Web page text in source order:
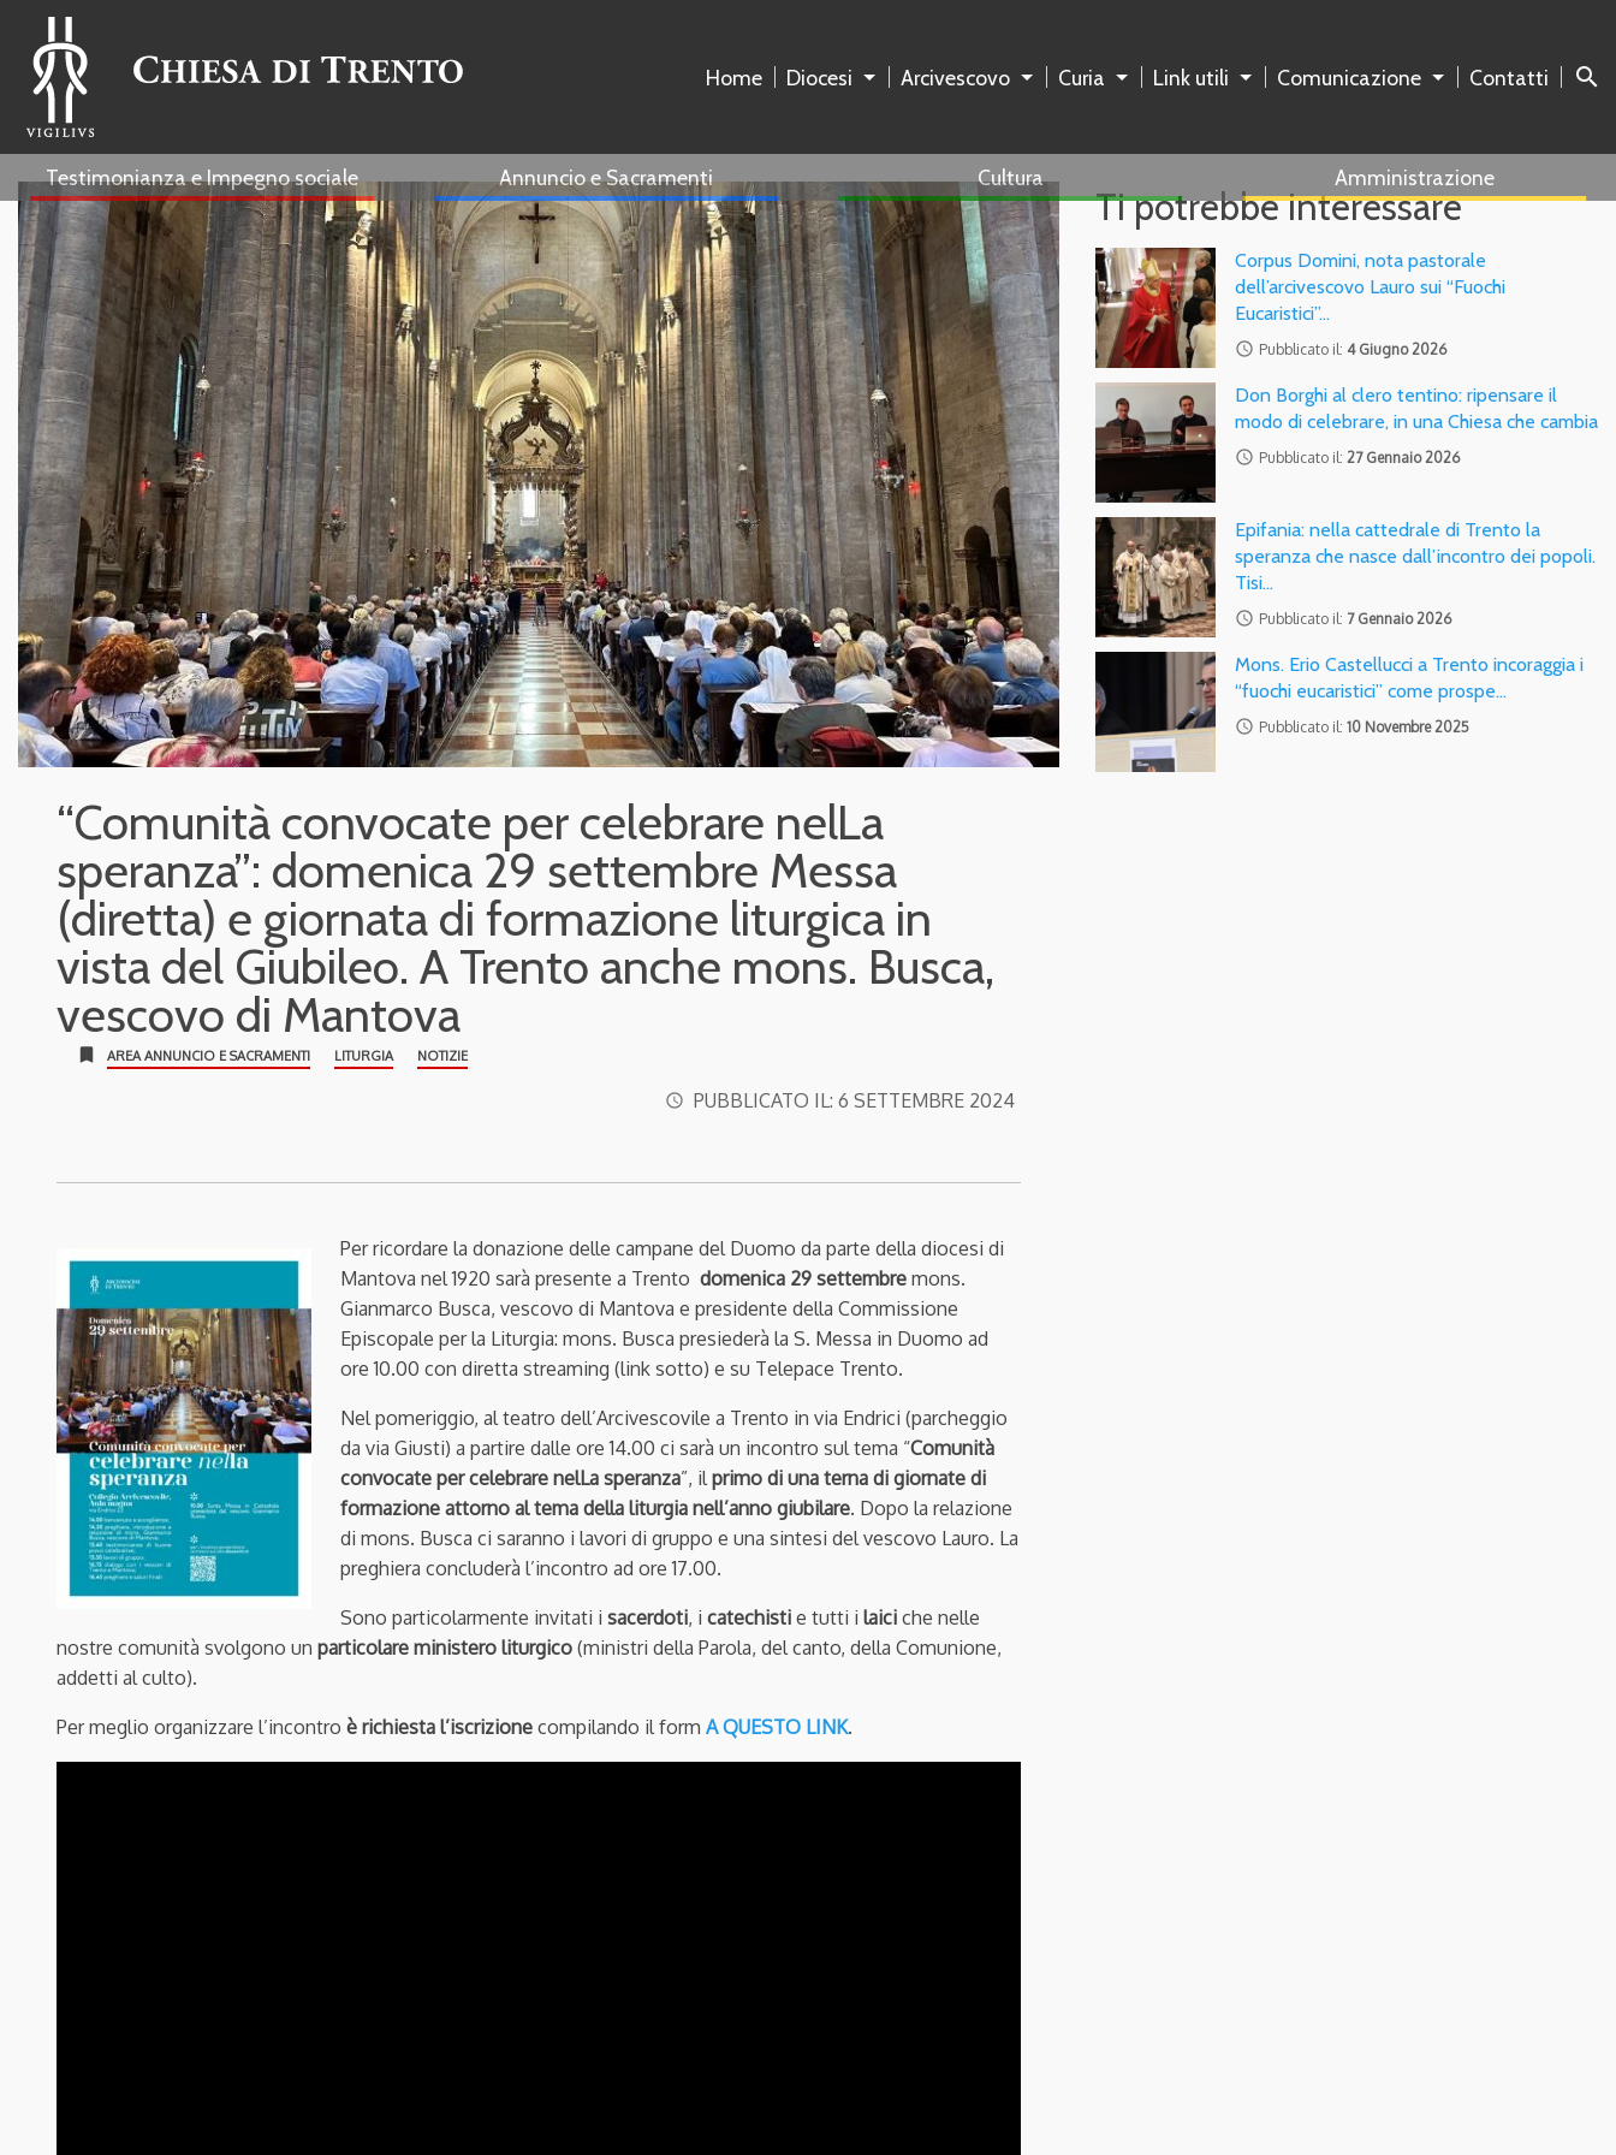
Home Diocesi Arcivescovo Curia Link utili Comunicazione Contatti search
Testimonianza e Impegno sociale Annuncio e Sacramenti Cultura Amministrazione
“Comunità convocate per celebrare nelLa
speranza”: domenica 29 settembre Messa
(diretta) e giornata di formazione liturgica in
vista del Giubileo. A Trento anche mons. Busca,
vescovo di Mantova
bookmark AREA ANNUNCIO E SACRAMENTI LITURGIA NOTIZIE
access_time PUBBLICATO IL: 6 SETTEMBRE 2024
Per ricordare la donazione delle campane del Duomo da parte della diocesi di
Mantova nel 1920 sarà presente a Trento domenica 29 settembre mons.
Gianmarco Busca, vescovo di Mantova e presidente della Commissione
Episcopale per la Liturgia: mons. Busca presiederà la S. Messa in Duomo ad
ore 10.00 con diretta streaming (link sotto) e su Telepace Trento.
Nel pomeriggio, al teatro dell’Arcivescovile a Trento in via Endrici (parcheggio
da via Giusti) a partire dalle ore 14.00 ci sarà un incontro sul tema “Comunità
convocate per celebrare nelLa speranza”, ilprimo di una terna di giornate di
formazione attorno al tema della liturgia nell’anno giubilare. Dopo la relazione
di mons. Busca ci saranno i lavori di gruppo e una sintesi del vescovo Lauro. La
preghiera concluderà l’incontro ad ore 17.00.
Sono particolarmente invitati i sacerdoti, i catechisti e tutti i laici che nelle
nostre comunità svolgono un particolare ministero liturgico (ministri della Parola, del canto, della Comunione,
addetti al culto).
Per meglio organizzare l’incontro è richiesta l’iscrizione compilando il form A QUESTO LINK.
Ti potrebbe interessare
Corpus Domini, nota pastorale
dell’arcivescovo Lauro sui “Fuochi
Eucaristici”…
access_time Pubblicato il: 4 Giugno 2026
Don Borghi al clero tentino: ripensare il
modo di celebrare, in una Chiesa che cambia
access_time Pubblicato il: 27 Gennaio 2026
Epifania: nella cattedrale di Trento la
speranza che nasce dall’incontro dei popoli.
Tisi…
access_time Pubblicato il: 7 Gennaio 2026
Mons. Erio Castellucci a Trento incoraggia i
“fuochi eucaristici” come prospe…
access_time Pubblicato il:10 Novembre 2025